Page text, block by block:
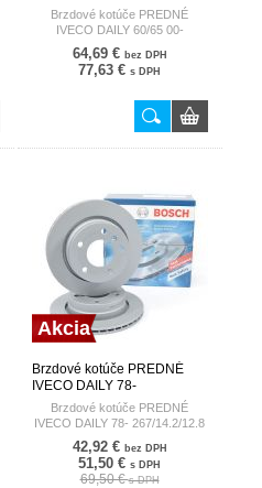
BREMBO
Brzdové kotúče PREDNÉ
IVECO DAILY 60/65 00-
64,69 € bez DPH
77,63 € s DPH
Akcia
Brzdové kotúče PREDNÉ
IVECO DAILY 78-
267/14.2/12.8 BOSCH
Brzdové kotúče PREDNÉ
IVECO DAILY 78- 267/14.2/12.8
42,92 € bez DPH
51,50 € s DPH
69,50 €s DPH